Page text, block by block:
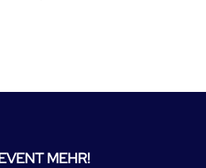
MEHR!